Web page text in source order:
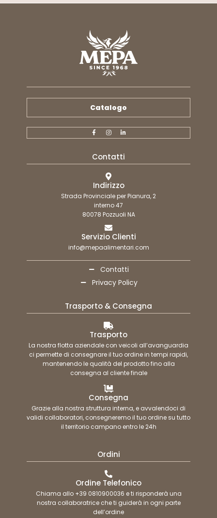
Catalogo
Contatti
Indirizzo
Strada Provinciale per Pianura, 2
interno 47
80078 Pozzuoli NA
Servizio Clienti
info@mepaalimentari.com
Contatti
Privacy Policy
Trasporto & Consegna
Trasporto
La nostra flotta aziendale con veicoli all’avanguardia
ci permette di consegnare il tuo ordine in tempi rapidi,
mantenendo le qualità del prodotto fino alla
consegna al cliente finale
Consegna
Grazie alla nostra struttura interna, e avvalendoci di
validi collaboratori, consegneremo il tuo ordine su tutto
il territorio campano entro le 24h
Ordini
Ordine Telefonico
Chiama allo +39 0810900036 e ti risponderà una
nostra collaboratrice che ti guiderà in ogni parte
dell’ordine